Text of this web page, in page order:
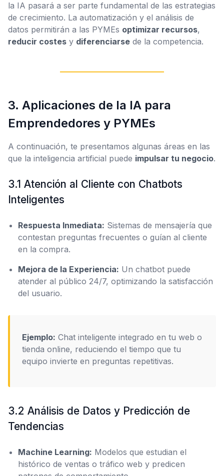
la IA pasará a ser parte fundamental de las estrategias
de crecimiento. La automatización y el análisis de
datos permitirán a las PYMEs optimizar recursos,
reducir costes y diferenciarse de la competencia.
3. Aplicaciones de la IA para
Emprendedores y PYMEs
A continuación, te presentamos algunas áreas en las
que la inteligencia artificial puede impulsar tu negocio.
3.1 Atención al Cliente con Chatbots
Inteligentes
Respuesta Inmediata: Sistemas de mensajería que
contestan preguntas frecuentes o guían al cliente
en la compra.
Mejora de la Experiencia: Un chatbot puede
atender al público 24/7, optimizando la satisfacción
del usuario.
Ejemplo: Chat inteligente integrado en tu web o
tienda online, reduciendo el tiempo que tu
equipo invierte en preguntas repetitivas.
3.2 Análisis de Datos y Predicción de
Tendencias
Machine Learning: Modelos que estudian el
histórico de ventas o tráfico web y predicen